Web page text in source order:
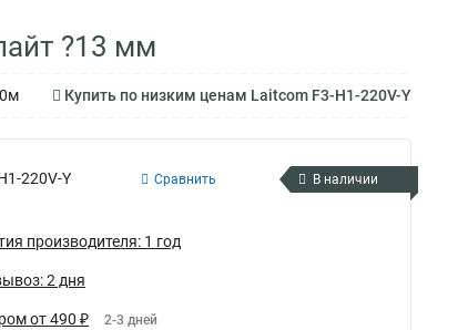
?13 мм
Купить по низким ценам Laitcom F3-H1-220V-Y
220V-Y Сравнить В наличии
производителя: 1 год
2 дня
от 490 ₽ 2-3 дней